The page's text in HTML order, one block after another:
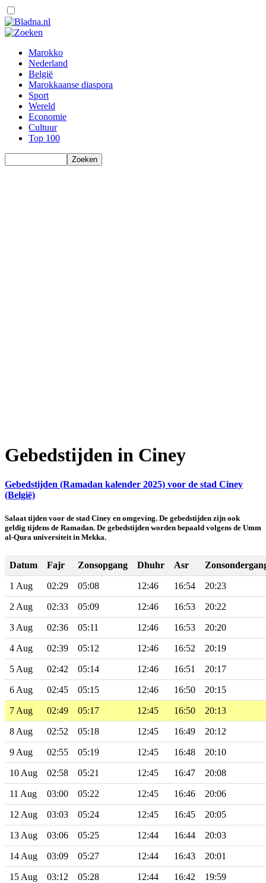
Marokko
Nederland
België
Marokkaanse diaspora
Sport
Wereld
Economie
Cultuur
Top 100
Gebedstijden in Ciney
Gebedstijden (Ramadan kalender 2025) voor de stad Ciney
(België)
Salaat tijden voor de stad Ciney en omgeving. De gebedstijden zijn ook
geldig tijdens de Ramadan. De gebedstijden worden bepaald volgens de Umm
al-Qura universiteit in Mekka.
Datum Fajr Zonsopgang Dhuhr Asr
1 Aug 02:29 05:08 12:46 16:54 20:23
2 Aug 02:33 05:09 12:46 16:53 20:22
3 Aug 02:36 05:11 12:46 16:53 20:20
4 Aug 02:39 05:12 12:46 16:52 20:19
5 Aug 02:42 05:14 12:46 16:51 20:17
6 Aug 02:45 05:15 12:46 16:50 20:15
7 Aug 02:49 05:17 12:45 16:50 20:13
8 Aug 02:52 05:18 12:45 16:49 20:12
9 Aug 02:55 05:19 12:45 16:48 20:10
10 Aug 02:58 05:21 12:45 16:47 20:08
11 Aug 03:00 05:22 12:45 16:46 20:06
12 Aug 03:03 05:24 12:45 16:45 20:05
13 Aug 03:06 05:25 12:44 16:44 20:03
14 Aug 03:09 05:27 12:44 16:43 20:01
15 Aug 03:12 05:28 12:44 16:42 19:59